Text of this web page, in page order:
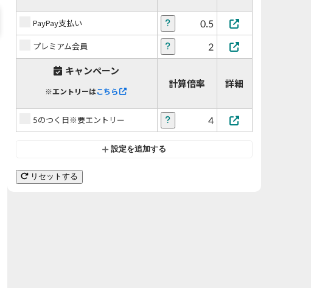
PayPay支払い 0.5
プレミアム会員 2
キャンペーン
※エントリーはこちら
計算倍率 詳細
5のつく日※要エントリー 4
設定を追加する
リセットする